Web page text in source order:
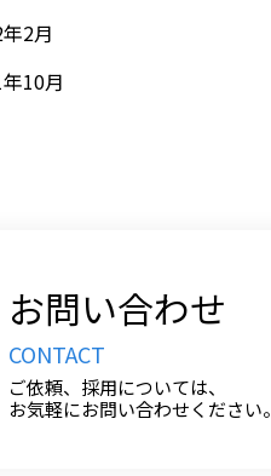
2月
10月
お問い合わせ
CONTACT
ご依頼、採用については、
お気軽にお問い合わせください。